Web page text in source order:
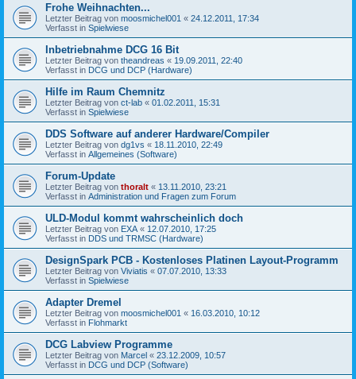
Frohe Weihnachten...
Letzter Beitrag von moosmichel001 « 24.12.2011, 17:34
Verfasst in Spielwiese
Inbetriebnahme DCG 16 Bit
Letzter Beitrag von theandreas « 19.09.2011, 22:40
Verfasst in DCG und DCP (Hardware)
Hilfe im Raum Chemnitz
Letzter Beitrag von ct-lab « 01.02.2011, 15:31
Verfasst in Spielwiese
DDS Software auf anderer Hardware/Compiler
Letzter Beitrag von dg1vs « 18.11.2010, 22:49
Verfasst in Allgemeines (Software)
Forum-Update
Letzter Beitrag von thoralt « 13.11.2010, 23:21
Verfasst in Administration und Fragen zum Forum
ULD-Modul kommt wahrscheinlich doch
Letzter Beitrag von EXA « 12.07.2010, 17:25
Verfasst in DDS und TRMSC (Hardware)
DesignSpark PCB - Kostenloses Platinen Layout-Programm
Letzter Beitrag von Viviatis « 07.07.2010, 13:33
Verfasst in Spielwiese
Adapter Dremel
Letzter Beitrag von moosmichel001 « 16.03.2010, 10:12
Verfasst in Flohmarkt
DCG Labview Programme
Letzter Beitrag von Marcel « 23.12.2009, 10:57
Verfasst in DCG und DCP (Software)